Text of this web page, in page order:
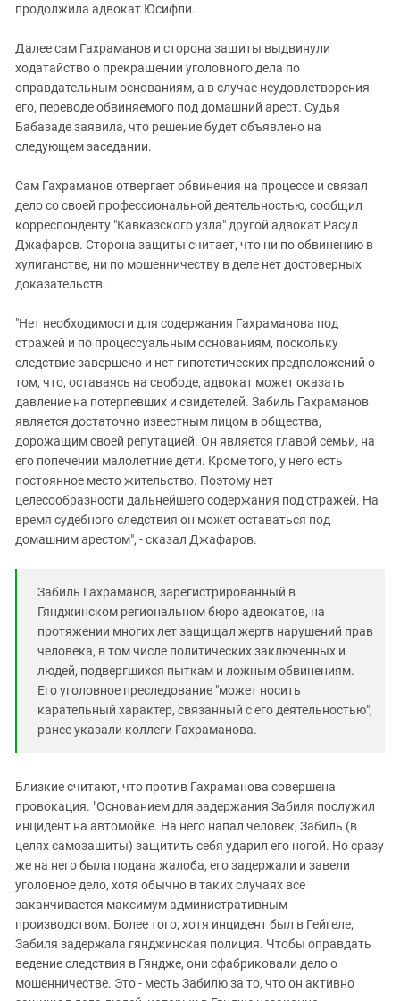
продолжила адвокат Юсифли.
Далее сам Гахраманов и сторона защиты выдвинули
ходатайство о прекращении уголовного дела по
оправдательным основаниям, а в случае неудовлетворения
его, переводе обвиняемого под домашний арест. Судья
Бабазаде заявила, что решение будет объявлено на
следующем заседании.
Сам Гахраманов отвергает обвинения на процессе и связал
дело со своей профессиональной деятельностью, сообщил
корреспонденту "Кавказского узла" другой адвокат Расул
Джафаров. Сторона защиты считает, что ни по обвинению в
хулиганстве, ни по мошенничеству в деле нет достоверных
доказательств.
"Нет необходимости для содержания Гахраманова под
стражей и по процессуальным основаниям, поскольку
следствие завершено и нет гипотетических предположений о
том, что, оставаясь на свободе, адвокат может оказать
давление на потерпевших и свидетелей. Забиль Гахраманов
является достаточно известным лицом в общества,
дорожащим своей репутацией. Он является главой семьи, на
его попечении малолетние дети. Кроме того, у него есть
постоянное место жительство. Поэтому нет
целесообразности дальнейшего содержания под стражей. На
время судебного следствия он может оставаться под
домашним арестом", - сказал Джафаров.
Забиль Гахраманов, зарегистрированный в
Гянджинском региональном бюро адвокатов, на
протяжении многих лет защищал жертв нарушений прав
человека, в том числе политических заключенных и
людей, подвергшихся пыткам и ложным обвинениям.
Его уголовное преследование "может носить
карательный характер, связанный с его деятельностью",
ранее указали коллеги Гахраманова.
Близкие считают, что против Гахраманова совершена
провокация. "Основанием для задержания Забиля послужил
инцидент на автомойке. На него напал человек, Забиль (в
целях самозащиты) защитить себя ударил его ногой. Но сразу
же на него была подана жалоба, его задержали и завели
уголовное дело, хотя обычно в таких случаях все
заканчивается максимум административным
производством. Более того, хотя инцидент был в Гейгеле,
Забиля задержала гянджинская полиция. Чтобы оправдать
ведение следствия в Гяндже, они сфабриковали дело о
мошенничестве. Это - месть Забилю за то, что он активно